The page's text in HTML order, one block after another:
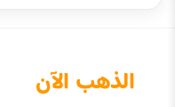
الذهب الآن